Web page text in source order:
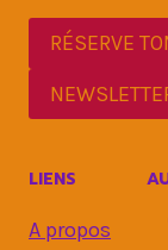
RÉSERVE
LIENS
A propos